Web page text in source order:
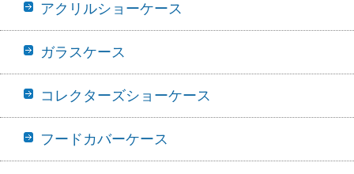
アクリルショーケース
ガラスケース
コレクターズショーケース
フードカバーケース